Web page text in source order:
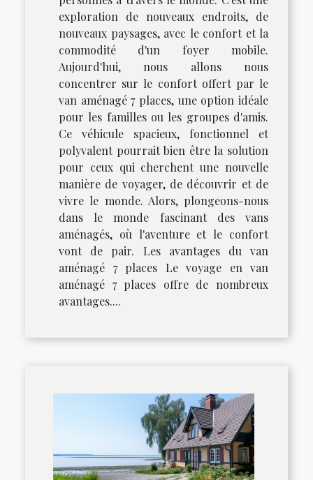
exploration de nouveaux endroits, de
nouveaux paysages, avec le confort et la
commodité d'un foyer mobile.
Aujourd'hui, nous allons nous
concentrer sur le confort offert par le
van aménagé 7 places, une option idéale
pour les familles ou les groupes d'amis.
Ce véhicule spacieux, fonctionnel et
polyvalent pourrait bien être la solution
pour ceux qui cherchent une nouvelle
manière de voyager, de découvrir et de
vivre le monde. Alors, plongeons-nous
dans le monde fascinant des vans
aménagés, où l'aventure et le confort
vont de pair. Les avantages du van
aménagé 7 places Le voyage en van
aménagé 7 places offre de nombreux
avantages....